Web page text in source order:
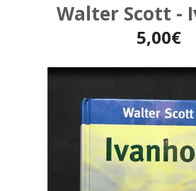
Walter Scott -
5,00€